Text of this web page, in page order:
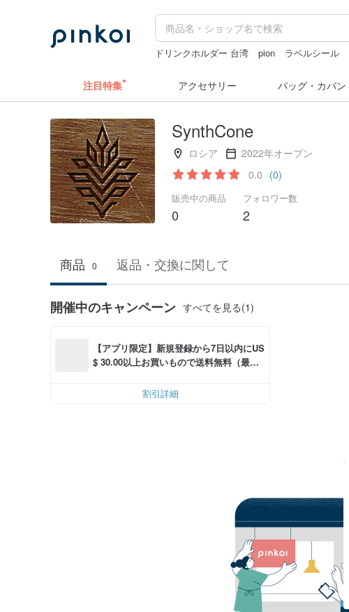
ドリンクホルダー 台湾 pion ラベルシール
注目特集 アクセサリー バッグ・カバン
SynthCone
ロシア
2022年オープン
0.0 (0)
販売中の商品
0
フォロワー数
2
商品 0 返品・交換に関して
開催中のキャンペーン すべてを見る(1)
【アプリ限定】新規登録から7日以内にUS
$ 30.00以上お買いもので送料無料（最大U
割引詳細